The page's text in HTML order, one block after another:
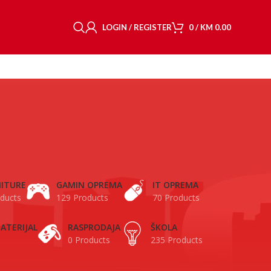
LOGIN / REGISTER 0/ KM 0.00
GAMIN OPREMA
129 Products
IT OPREMA
70 Products
RASPRODAJA
0 Products
ŠKOLA
235 Products